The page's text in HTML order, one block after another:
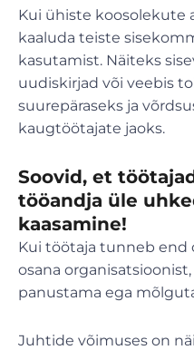
Kui ühiste koosolekute
kaaluda teiste
kasutamist. Näiteks
uudiskirjad või veebis
suurepäraseks ja
kaugtöötajate jaoks.
Soovid, et
tööandja üle
kaasamine!
Kui töötaja tunneb end
osana
panustama ega
Juhtide võimuses on